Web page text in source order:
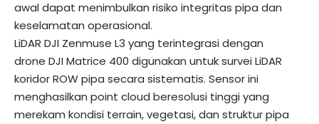
awal dapat menimbulkan risiko integritas pipa dan
keselamatan operasional.
LiDAR DJI Zenmuse L3 yang terintegrasi dengan
drone DJI Matrice 400 digunakan untuk survei LiDAR
koridor ROW pipa secara sistematis. Sensor ini
menghasilkan point cloud beresolusi tinggi yang
merekam kondisi terrain, vegetasi, dan struktur pipa